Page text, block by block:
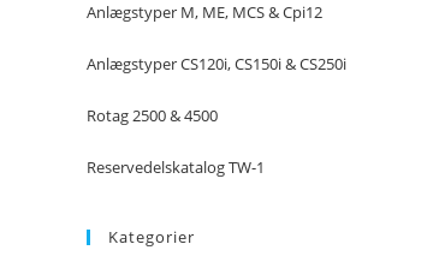
Anlægstyper M, ME, MCS & Cpi12
Anlægstyper CS120i, CS150i & CS250i
Rotag 2500 & 4500
Reservedelskatalog TW-1
Kategorier